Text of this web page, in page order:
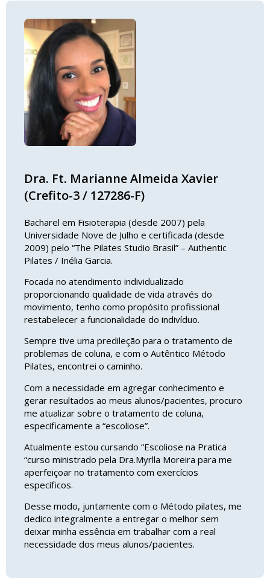
Dra. Ft. Marianne Almeida Xavier
(Crefito-3 / 127286-F)
Bacharel em Fisioterapia (desde 2007) pela
Universidade Nove de Julho e certificada (desde
2009) pelo “The Pilates Studio Brasil” – Authentic
Pilates / Inélia Garcia.
Focada no atendimento individualizado
proporcionando qualidade de vida através do
movimento, tenho como propósito profissional
restabelecer a funcionalidade do indivíduo.
Sempre tive uma predileção para o tratamento de
problemas de coluna, e com o Autêntico Método
Pilates, encontrei o caminho.
Com a necessidade em agregar conhecimento e
gerar resultados ao meus alunos/pacientes, procuro
me atualizar sobre o tratamento de coluna,
especificamente a “escoliose”.
Atualmente estou cursando “Escoliose na Pratica
“curso ministrado pela Dra.Myrlla Moreira para me
aperfeiçoar no tratamento com exercícios
específicos.
Desse modo, juntamente com o Método pilates, me
dedico integralmente a entregar o melhor sem
deixar minha essência em trabalhar com a real
necessidade dos meus alunos/pacientes.